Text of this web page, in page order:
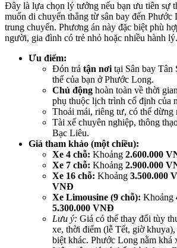
Đây là lựa chọn lý tưởng nếu bạn ưu tiên sự
muốn di chuyển thẳng từ sân bay đến Phước
trung chuyển. Phương án này đặc biệt phù
người, gia đình có trẻ nhỏ hoặc nhiều hành lý.
Ưu điểm:
Đón trả tận nơi tại Sân bay Tân
thể của bạn ở Phước Long.
Chủ động hoàn toàn về thời
phụ thuộc lịch trình cố định của
Thoải mái, riêng tư, có thể
Tài xế chuyên nghiệp, thông
Bạc Liêu.
Giá tham khảo (một chiều):
Xe 4 chỗ: Khoảng 2.600.000
Xe 7 chỗ: Khoảng 2.900.000
Xe 16 chỗ: Khoảng 3.500.000
VNĐ
Xe Limousine (9 chỗ): Khoảng
5.300.000 VNĐ
Lưu ý: Giá có thể thay đổi tùy
xe, thời điểm (lễ Tết, giờ khuya),
biệt khác. Phước Long nằm khá